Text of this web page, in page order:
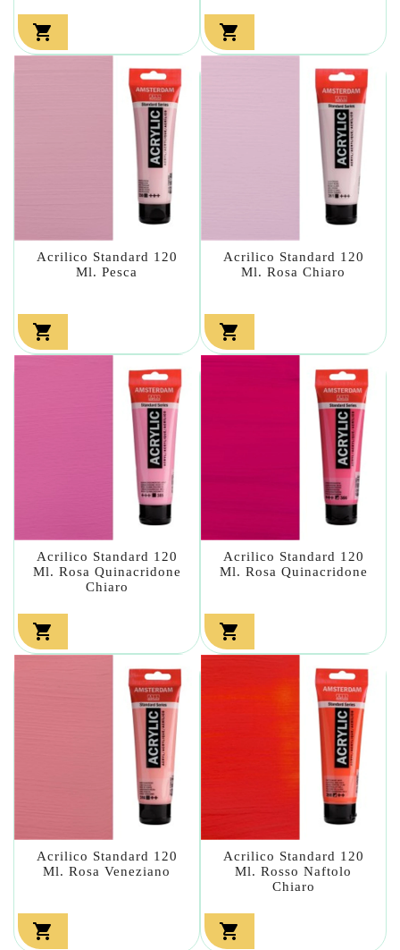
 
Acrilico Standard 120
Ml. Pesca

Acrilico Standard 120
Ml. Rosa Chiaro

Acrilico Standard 120
Ml. Rosa Quinacridone
Chiaro

Acrilico Standard 120
Ml. Rosa Quinacridone

Acrilico Standard 120
Ml. Rosa Veneziano

Acrilico Standard 120
Ml. Rosso Naftolo
Chiaro
